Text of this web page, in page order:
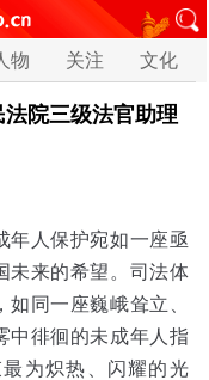
物 关注 文化
院三级法官助理
人保护宛如一座亟
未来的希望。司法体
同一座巍峨耸立、
中徘徊的未成年人指
为炽热、闪耀的光